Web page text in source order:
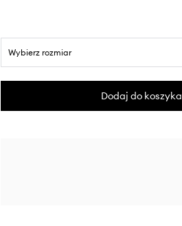
Wybierz rozmiar
Dodaj do koszyka